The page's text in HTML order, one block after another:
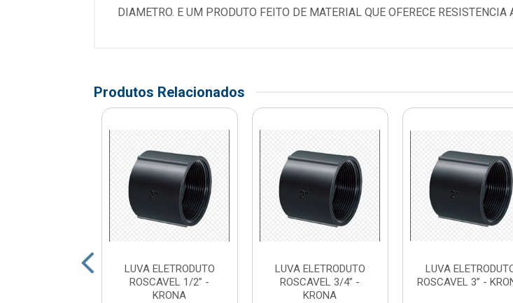
DIAMETRO. E UM PRODUTO FEITO DE MATERIAL QUE OFERECE RESISTENCIA
Produtos Relacionados
LUVA ELETRODUTO
ROSCAVEL 1/2” -
KRONA
LUVA ELETRODUTO
ROSCAVEL 3/4” -
KRONA
LUVA
ROSCAVEL 3” -